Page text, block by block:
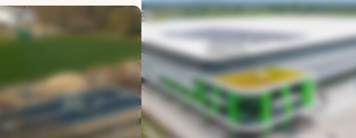
Leer ons kennen!
Bekijk onze vacatures